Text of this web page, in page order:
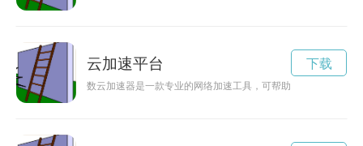
云加速平台
数云加速器是一款专业的网络加速工具，可帮助用户快速提升
下载